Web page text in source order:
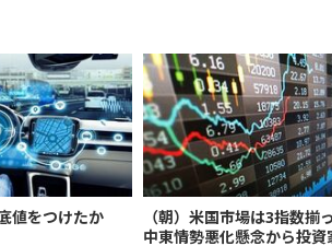
値をつけたか
（朝）米国市場は3指数揃
中東情勢悪化懸念から投資